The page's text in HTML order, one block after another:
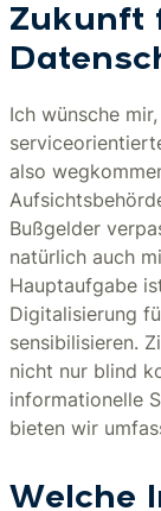
Zukunft
Ich wünsche
also
Bußgelder
natürlich auch
Hauptaufgabe
Digitalisierung
sensibilisieren.
nicht nur blind
informationelle
bieten wir
Welche